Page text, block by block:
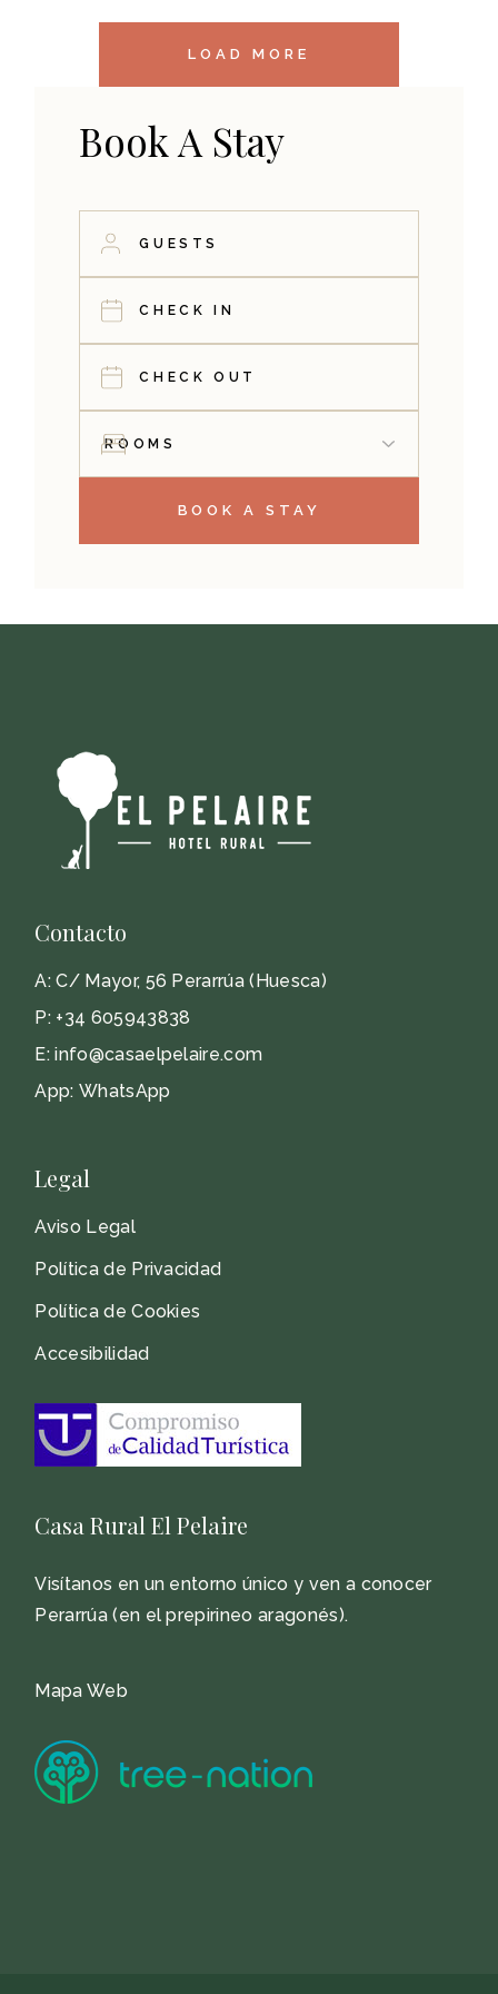
LOAD MORE
Book A Stay
BOOK A STAY
Contacto
A:C/ Mayor, 56 Perarrúa (Huesca)
P: +34 605943838
E:info@casaelpelaire.com
App: WhatsApp
Legal
Aviso Legal
Política de Privacidad
Política de Cookies
Accesibilidad
Casa Rural El Pelaire
Visítanos en un entorno único y ven a conocer
Perarrúa (en el prepirineo aragonés).
Mapa Web